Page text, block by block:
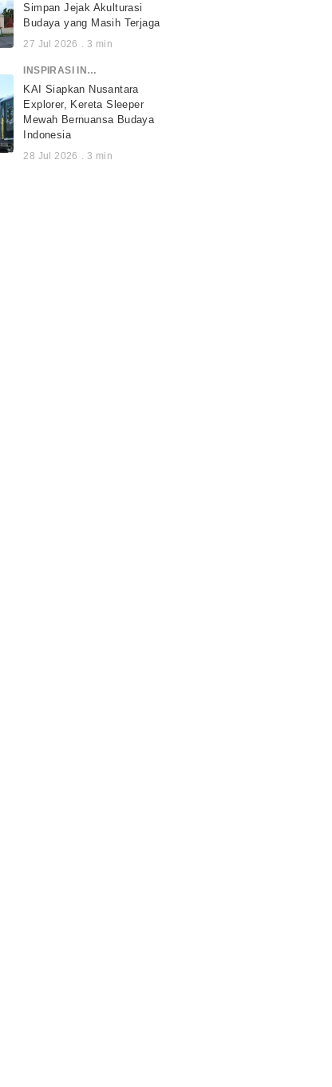
Simpan Jejak Akulturasi
Budaya yang Masih Terjaga
27 Jul 2026 . 3 min
INSPIRASI INDONESIA
KAI Siapkan Nusantara
Explorer, Kereta Sleeper
Mewah Bernuansa Budaya
Indonesia
28 Jul 2026 . 3 min